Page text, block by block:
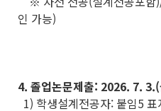
인 가능)
4. 졸업논문제출: 2026. 7.
1) 학생설계전공자: 붙임5